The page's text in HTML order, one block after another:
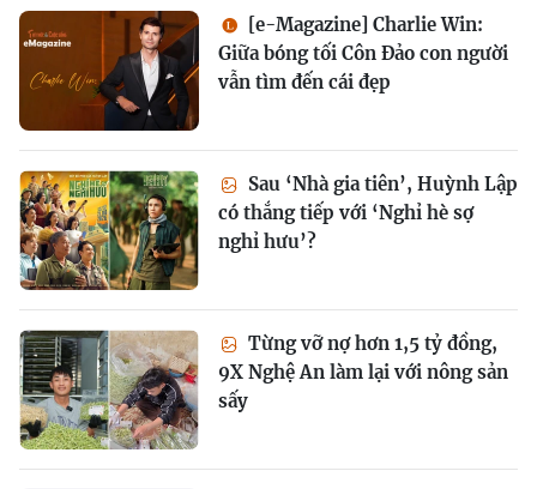
[e-Magazine] Charlie Win:
Giữa bóng tối Côn Đảo con người
vẫn tìm đến cái đẹp
Sau ‘Nhà gia tiên’, Huỳnh Lập
có thắng tiếp với ‘Nghỉ hè sợ
nghỉ hưu’?
Từng vỡ nợ hơn 1,5 tỷ đồng,
9X Nghệ An làm lại với nông sản
sấy